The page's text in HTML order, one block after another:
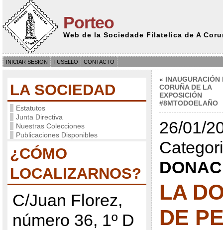
Porteo
Web de la Sociedade Filatelica de A
INICIAR SESION TUSELLO CONTACTO
LA SOCIEDAD
Estatutos
Junta Directiva
Nuestras Colecciones
Publicaciones Disponibles
¿CÓMO
LOCALIZARNOS?
C/Juan Florez,
número 36, 1º D
« INAUGURACIÓN
CORUÑA DE LA
EXPOSICIÓN
#8MTODOELAÑO
26/01/
LA
DE